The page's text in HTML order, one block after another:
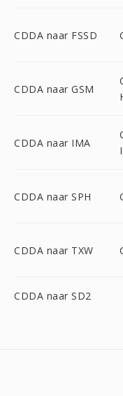
CDDA naar FSSD
CDDA naar GSM
CDDA naar IMA
CDDA naar SPH
CDDA naar TXW
CDDA naar SD2